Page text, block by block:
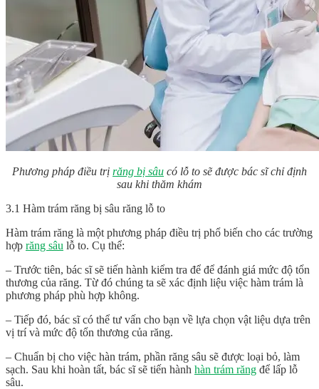
Phương pháp điều trị răng bị sâu có lỗ to sẽ được bác sĩ chỉ định
sau khi thăm khám
3.1 Hàm trám răng bị sâu răng lỗ to
Hàm trám răng là một phương pháp điều trị phổ biến cho các trường
hợp răng sâu lỗ to. Cụ thể:
– Trước tiên, bác sĩ sẽ tiến hành kiểm tra để để đánh giá mức độ tổn
thương của răng. Từ đó chúng ta sẽ xác định liệu việc hàm trám là
phương pháp phù hợp không.
– Tiếp đó, bác sĩ có thể tư vấn cho bạn về lựa chọn vật liệu dựa trên
vị trí và mức độ tổn thương của răng.
– Chuẩn bị cho việc hàn trám, phần răng sâu sẽ được loại bỏ, làm
sạch. Sau khi hoàn tất, bác sĩ sẽ tiến hành hàn trám răng để lấp lỗ
sâu.